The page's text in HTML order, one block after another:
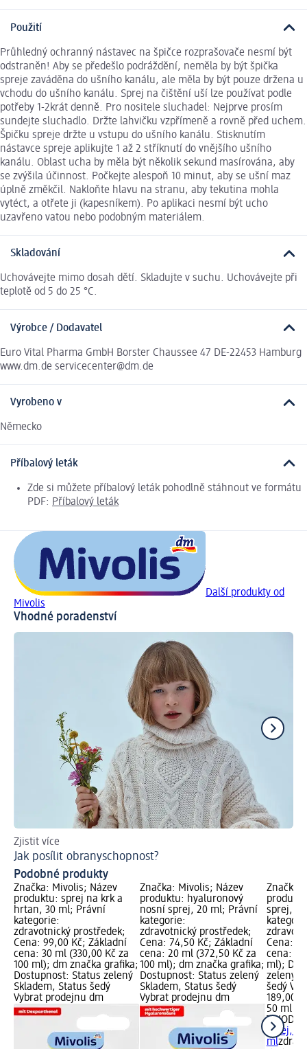
Použití
Průhledný ochranný nástavec na špičce rozprašovače nesmí být
odstraněn! Aby se předešlo podráždění, neměla by být špička
spreje zaváděna do ušního kanálu, ale měla by být pouze držena u
vchodu do ušního kanálu. Sprej na čištění uší lze používat podle
potřeby 1-2krát denně. Pro nositele sluchadel: Nejprve prosím
sundejte sluchadlo. Držte lahvičku vzpřímeně a rovně před uchem.
Špičku spreje držte u vstupu do ušního kanálu. Stisknutím
nástavce spreje aplikujte 1 až 2 stříknutí do vnějšího ušního
kanálu. Oblast ucha by měla být několik sekund masírována, aby
se zvýšila účinnost. Počkejte alespoň 10 minut, aby se ušní maz
úplně změkčil. Nakloňte hlavu na stranu, aby tekutina mohla
vytéct, a otřete ji (kapesníkem). Po aplikaci nesmí být ucho
uzavřeno vatou nebo podobným materiálem.
Skladování
Uchovávejte mimo dosah dětí. Skladujte v suchu. Uchovávejte při
teplotě od 5 do 25 °C.
Výrobce / Dodavatel
Euro Vital Pharma GmbH Borster Chaussee 47 DE-22453 Hamburg
www.dm.de servicecenter@dm.de
Vyrobeno v
Německo
Příbalový leták
Zde si můžete příbalový leták pohodlně stáhnout ve formátu
PDF: Příbalový leták
Další produkty od
Mivolis
Vhodné poradenství
Zjistit více
Jak posílit obranyschopnost?
Podobné produkty
Značka: Mivolis; Název
produktu: sprej na krk a
hrtan, 30 ml; Právní
kategorie:
zdravotnický prostředek;
Cena: 99,00 Kč; Základní
cena: 30 ml (330,00 Kč za
100 ml); dm značka grafika;
Dostupnost: Status zelený
Skladem, Status šedý
Vybrat prodejnu dm
Značka: Mivolis; Název
produktu: hyaluronový
nosní sprej, 20 ml; Právní
kategorie:
zdravotnický prostředek;
Cena: 74,50 Kč; Základní
cena: 20 ml (372,50 Kč za
100 ml); dm značka grafika;
Dostupnost: Status zelený
Skladem, Status šedý
Vybrat prodejnu dm
Značka:
sprej,
Cena:
cena: 50
ml);
zelený
šedý
189,00
50 ml
sprej, 50
ml